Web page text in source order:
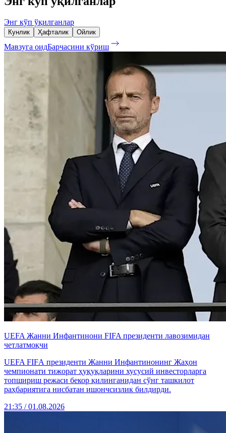
Энг кўп ўқилганлар
Кунлик Ҳафталик Ойлик
Мавзуга оидБарчасини кўриш
UEFA Жанни Инфантинони FIFA президенти лавозимидан
четлатмоқчи
UEFA FIFА президенти Жанни Инфантинонинг Жаҳон
чемпионати тижорат ҳуқуқларини хусусий инвесторларга
топшириш режаси бекор қилинганидан сўнг ташкилот
раҳбариятига нисбатан ишончсизлик билдирди.
21:35 / 01.08.2026